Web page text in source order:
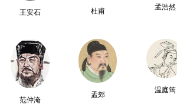
王安石 杜甫
孟浩然
范仲淹
孟郊
温庭筠